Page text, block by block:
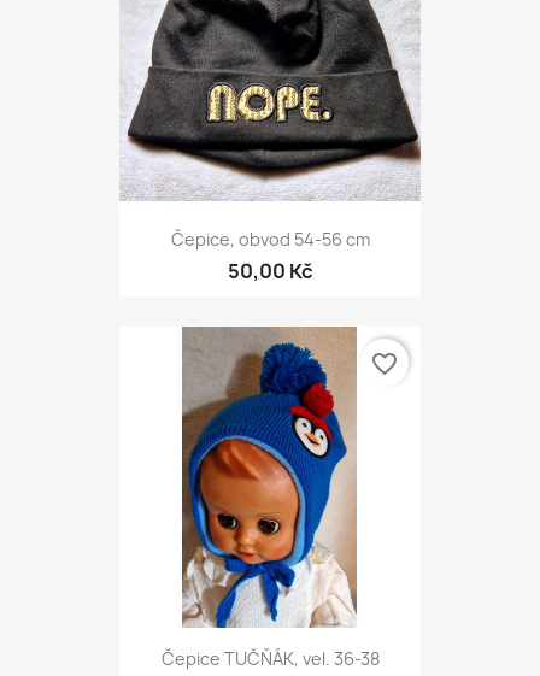
Čepice, obvod 54-56 cm
50,00 Kč
Čepice TUČŇÁK, vel. 36-38
favorite_border